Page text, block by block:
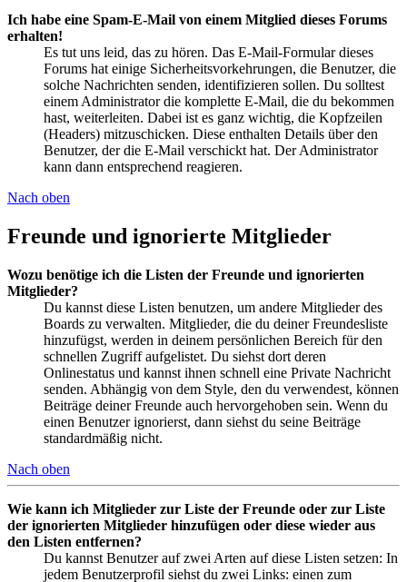
Ich habe eine Spam-E-Mail von einem Mitglied dieses Forums
erhalten!
Es tut uns leid, das zu hören. Das E-Mail-Formular dieses
Forums hat einige Sicherheitsvorkehrungen, die Benutzer, die
solche Nachrichten senden, identifizieren sollen. Du solltest
einem Administrator die komplette E-Mail, die du bekommen
hast, weiterleiten. Dabei ist es ganz wichtig, die Kopfzeilen
(Headers) mitzuschicken. Diese enthalten Details über den
Benutzer, der die E-Mail verschickt hat. Der Administrator
kann dann entsprechend reagieren.
Nach oben
Freunde und ignorierte Mitglieder
Wozu benötige ich die Listen der Freunde und ignorierten
Mitglieder?
Du kannst diese Listen benutzen, um andere Mitglieder des
Boards zu verwalten. Mitglieder, die du deiner Freundesliste
hinzufügst, werden in deinem persönlichen Bereich für den
schnellen Zugriff aufgelistet. Du siehst dort deren
Onlinestatus und kannst ihnen schnell eine Private Nachricht
senden. Abhängig von dem Style, den du verwendest, können
Beiträge deiner Freunde auch hervorgehoben sein. Wenn du
einen Benutzer ignorierst, dann siehst du seine Beiträge
standardmäßig nicht.
Nach oben
Wie kann ich Mitglieder zur Liste der Freunde oder zur Liste
der ignorierten Mitglieder hinzufügen oder diese wieder aus
den Listen entfernen?
Du kannst Benutzer auf zwei Arten auf diese Listen setzen: In
jedem Benutzerprofil siehst du zwei Links: einen zum